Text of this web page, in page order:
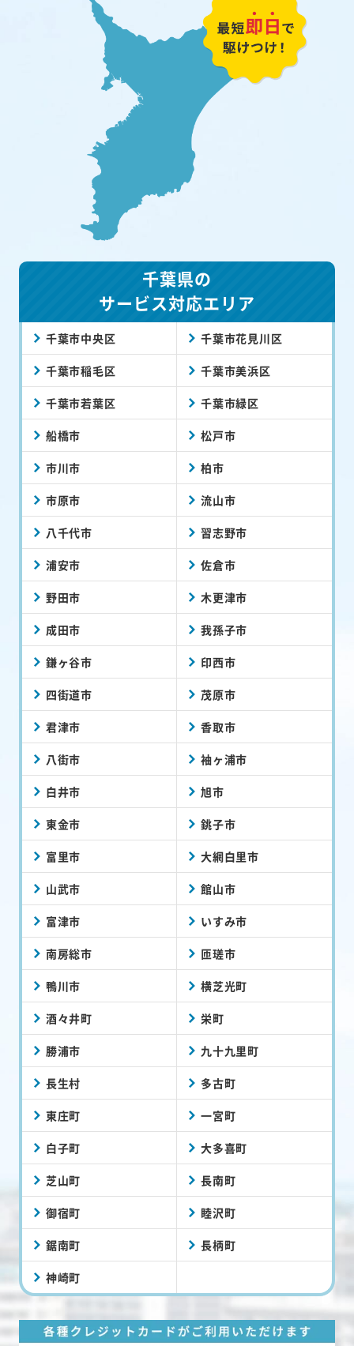
千葉県の
サービス対応エリア
千葉市中央区 千葉市花見川区
千葉市稲毛区 千葉市美浜区
千葉市若葉区 千葉市緑区
船橋市 松戸市
市川市 柏市
市原市 流山市
八千代市 習志野市
浦安市 佐倉市
野田市 木更津市
成田市 我孫子市
鎌ヶ谷市 印西市
四街道市 茂原市
君津市 香取市
八街市 袖ヶ浦市
白井市 旭市
東金市 銚子市
富里市 大網白里市
山武市 館山市
富津市 いすみ市
南房総市 匝瑳市
鴨川市 横芝光町
酒々井町 栄町
勝浦市 九十九里町
長生村 多古町
東庄町 一宮町
白子町 大多喜町
芝山町 長南町
御宿町 睦沢町
鋸南町 長柄町
神崎町